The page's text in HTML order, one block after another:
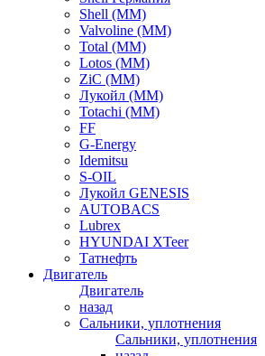
Shell (ММ)
Valvoline (ММ)
Total (ММ)
Lotos (ММ)
ZiC (ММ)
Лукойл (ММ)
Totachi (MM)
FF
G-Energy
Idemitsu
S-OIL
Лукойл GENESIS
AUTOBACS
Lubrex
HYUNDAI XTeer
Татнефть
Двигатель
Двигатель
назад
Сальники, уплотнения
Сальники, уплотнения